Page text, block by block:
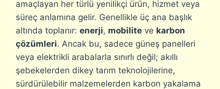
amaçlayan her türlü yenilikçi ürün, hizmet veya
süreç anlamına gelir. Genellikle üç ana başlık
altında toplanır: enerji, mobilite ve karbon
çözümleri. Ancak bu, sadece güneş panelleri
veya elektrikli arabalarla sınırlı değil; akıllı
şebekelerden dikey tarım teknolojilerine,
sürdürülebilir malzemelerden karbon yakalama